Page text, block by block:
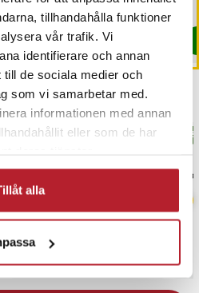
tillhandahålla funktioner
vår trafik. Vi
identifierare och annan
till de sociala medier och
som vi samarbetar med.
informationen med annan
eller som de har
alla
I lager, levereras inom 1-2 vardagar
Köp
BÄSTSÄLJARE